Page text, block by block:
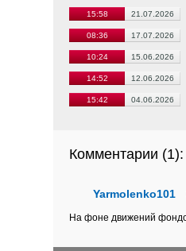
15:58 21.07.2026
08:36 17.07.2026
10:24 15.06.2026
14:52 12.06.2026
15:42 04.06.2026
Комментарии (1):
Yarmolenko101
На фоне движений